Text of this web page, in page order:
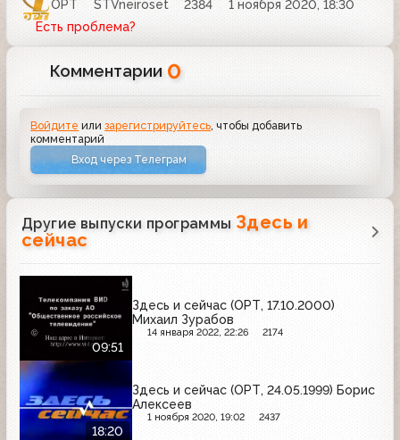
ОРТ STVneiroset 2384
1 ноября 2020, 18:30
Есть проблема?
Комментарии 0
Войдите илизарегистрируйтесь , чтобы добавить
комментарий
Вход через Телеграм
Другие выпуски программы Здесь и
сейчас
09:51
Здесь и сейчас (ОРТ, 17.10.2000)
Михаил Зурабов
14 января 2022, 22:26 2174
18:20
Здесь и сейчас (ОРТ, 24.05.1999) Борис
Алексеев
1 ноября 2020, 19:02 2437